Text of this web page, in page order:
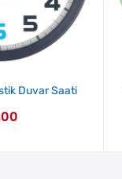
Duvar Saati